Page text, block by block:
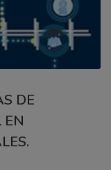
DE
EN